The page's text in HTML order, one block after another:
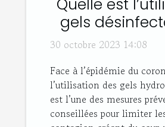
Quelle est
gels
30 octobre 2023 14:08
Face à l’épidémie du
l’utilisation des gels
est l’une des mesures
conseillées pour limiter